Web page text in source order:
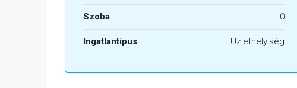
Szoba 0
Ingatlantípus Üzlethelyiség